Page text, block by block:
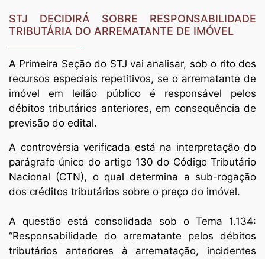
STJ DECIDIRÁ SOBRE RESPONSABILIDADE
TRIBUTÁRIA DO ARREMATANTE DE IMÓVEL
A Primeira Seção do STJ vai analisar, sob o rito dos
recursos especiais repetitivos, se o arrematante de
imóvel em leilão público é responsável pelos
débitos tributários anteriores, em consequência de
previsão do edital.
A controvérsia verificada está na interpretação do
parágrafo único do artigo 130 do Código Tributário
Nacional (CTN), o qual determina a sub-rogação
dos créditos tributários sobre o preço do imóvel.
A questão está consolidada sob o Tema 1.134:
“Responsabilidade do arrematante pelos débitos
tributários anteriores à arrematação, incidentes